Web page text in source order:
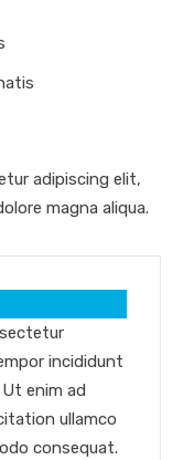
adipiscing elit,
magna aliqua.
incididunt
enim ad
ullamco
consequat.